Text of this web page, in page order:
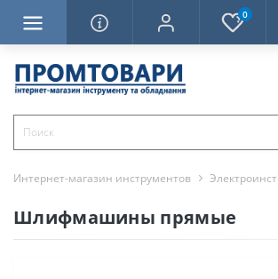
0
Интернет-магазин инструментов
Шлифмашины прямые